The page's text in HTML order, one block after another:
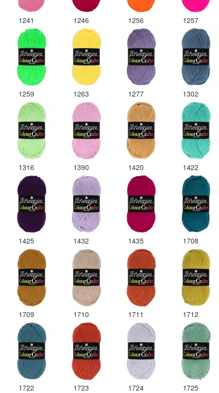
1241 1246 1256 1257
1259 1263 1277 1302
1316 1390 1420 1422
1425 1432 1435 1708
1709 1710 1711 1712
1722 1723 1724 1725